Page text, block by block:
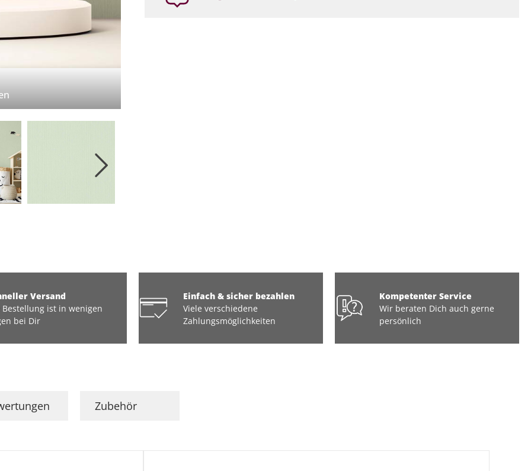
Versand
Bestellung ist in wenigen
bei Dir
Einfach & sicher bezahlen
Viele verschiedene
Zahlungsmöglichkeiten
Kompetenter Service
Wir beraten Dich auch gerne
persönlich
Zubehör